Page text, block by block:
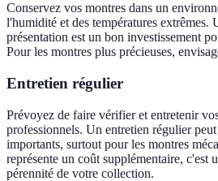
Conservez vos montres dans un
l'humidité et des températures extrêmes.
présentation est un bon investissement
Pour les montres plus précieuses,
Entretien régulier
Prévoyez de faire vérifier et entretenir
professionnels. Un entretien régulier
importants, surtout pour les montres
représente un coût supplémentaire, c'est
pérennité de votre collection.